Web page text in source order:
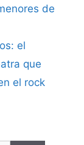
de
el
que
el rock